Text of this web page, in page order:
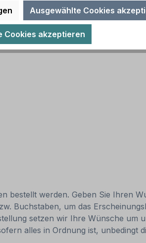
bestellt werden. Geben Sie Ihren
Buchstaben, um das
setzen wir Ihre Wünsche um
alles in Ordnung ist, unbedingt
Ausgewählte Cookies
Cookies akzeptieren